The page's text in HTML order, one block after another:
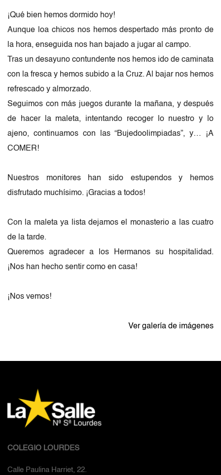
¡Qué bien hemos dormido hoy!
Aunque loa chicos nos hemos despertado más pronto de
la hora, enseguida nos han bajado a jugar al campo.
Tras un desayuno contundente nos hemos ido de caminata
con la fresca y hemos subido a la Cruz. Al bajar nos hemos
refrescado y almorzado.
Seguimos con más juegos durante la mañana, y después
de hacer la maleta, intentando recoger lo nuestro y lo
ajeno, continuamos con las “Bujedoolimpiadas”, y… ¡A
COMER!
Nuestros monitores han sido estupendos y hemos
disfrutado muchísimo. ¡Gracias a todos!
Con la maleta ya lista dejamos el monasterio a las cuatro
de la tarde.
Queremos agradecer a los Hermanos su hospitalidad.
¡Nos han hecho sentir como en casa!
¡Nos vemos!
Ver galería de imágenes
COLEGIO LOURDES
Calle Paulina Harriet, 22.